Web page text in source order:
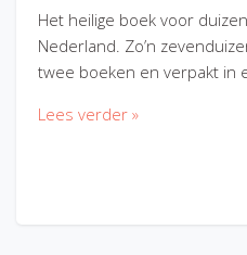
Het heilige boek voor
Nederland. Zo’n
twee boeken en verpakt in
Lees verder »